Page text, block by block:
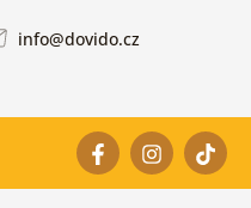
info@dovido.cz